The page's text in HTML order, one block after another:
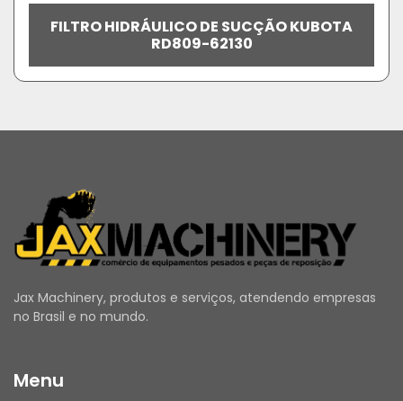
FILTRO HIDRÁULICO DE SUCÇÃO KUBOTA
RD809-62130
Jax Machinery, produtos e serviços, atendendo empresas
no Brasil e no mundo.
Menu